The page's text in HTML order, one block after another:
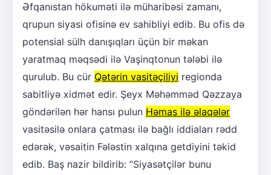
Əfqanıstan hökuməti ilə müharibəsi zamanı,
qrupun siyasi ofisinə ev sahibliyi edib. Bu ofis də
potensial sülh danışıqları üçün bir məkan
yaratmaq məqsədi ilə Vaşinqtonun tələbi ilə
qurulub. Bu cür Qətərin vasitəçiliyi regionda
sabitliyə xidmət edir. Şeyx Məhəmməd Qəzzaya
göndərilən hər hansı pulun Həmas ilə əlaqələr
vasitəsilə onlara çatması ilə bağlı iddiaları rədd
edərək, vəsaitin Fələstin xalqına getdiyini təkid
edib. Baş nazir bildirib: “Siyasətçilər bunu